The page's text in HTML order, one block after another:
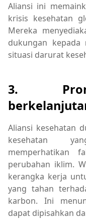
Aliansi ini
krisis kesehatan
Mereka
dukungan kepada
situasi darurat
3.
Aliansi kesehatan
kesehatan
memperhatikan
perubahan iklim.
kerangka kerja
yang tahan
karbon. Ini
dapat dipisahkan